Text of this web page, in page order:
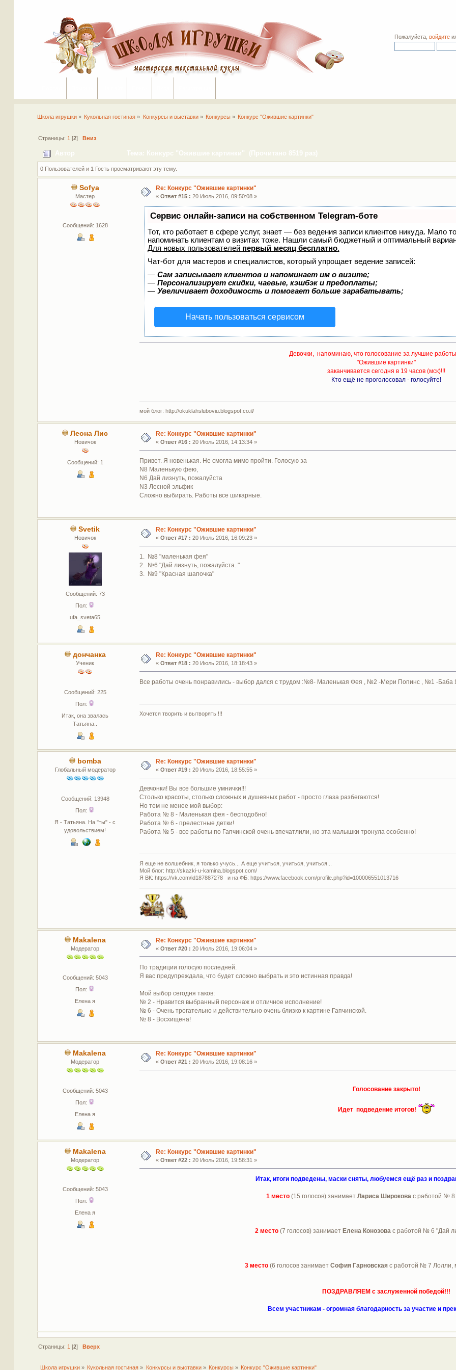
Пожалуйста,войдите
Школа игрушки » Кукольная гостиная » Конкурсы и выставки» Конкурсы » Конкурс "Ожившие картинки"
Страницы: 1 [2] Вниз
Автор Тема: Конкурс "Ожившие картинки" (Прочитано 8519 раз)
0 Пользователей и 1 Гость просматривают эту тему.
Sofya
Мастер
Сообщений: 1628
Re: Конкурс "Ожившие картинки"
« Ответ #15 : 20 Июль 2016, 09:50:08 »
Сервис онлайн-записи на собственном Telegram-боте
Тот, кто работает в сфере услуг, знает — без ведения записи клиентов никуда. Мало
напоминать клиентам о визитах тоже. Нашли самый бюджетный и оптимальный
Для новых пользователей первый месяц бесплатно.
Чат-бот для мастеров и специалистов, который упрощает ведение записей:
— Сам записывает клиентов и напоминает им о визите;
— Персонализирует скидки, чаевые, кэшбэк и предоплаты;
— Увеличивает доходимость и помогает больше зарабатывать;
Начать пользоваться сервисом
Девочки, напоминаю, что голосование за лучшие работы
"Ожившие картинки"
заканчивается сегодня в 19 часов (мск)!!!
Кто ещё не проголосовал - голосуйте!
мой блог: http://okuklahsluboviu.blogspot.co.il/
Леона Лис
Новичок
Сообщений: 1
Re: Конкурс "Ожившие картинки"
« Ответ #16 : 20 Июль 2016, 14:13:34 »
Привет. Я новенькая. Не смогла мимо пройти. Голосую за
N8 Маленькую фею,
N6 Дай лизнуть, пожалуйста
N3 Лесной эльфик
Сложно выбирать. Работы все шикарные.
Svetik
Новичок
Сообщений: 73
Пол:
ufa_sveta65
Re: Конкурс "Ожившие картинки"
« Ответ #17 : 20 Июль 2016, 16:09:23 »
1. №8 "маленькая фея"
2. №6 "Дай лизнуть, пожалуйста.."
3. №9 "Красная шапочка"
дончанка
Ученик
Сообщений: 225
Пол:
Итак, она звалась
Татьяна..
Re: Конкурс "Ожившие картинки"
« Ответ #18 : 20 Июль 2016, 18:18:43 »
Все работы очень понравились - выбор дался с трудом :№8- Маленькая Фея , №2 -Мери Попинс , №1 -Баба
Хочется творить и вытворять !!!
bomba
Глобальный модератор
Сообщений: 13948
Пол:
Я - Татьяна. На "ты" - с
удовольствием!
Re: Конкурс "Ожившие картинки"
« Ответ #19 : 20 Июль 2016, 18:55:55 »
Девчонки! Вы все большие умнички!!!
Столько красоты, столько сложных и душевных работ - просто глаза разбегаются!
Но тем не менее мой выбор:
Работа № 8 - Маленькая фея - бесподобно!
Работа № 6 - прелестные детки!
Работа № 5 - все работы по Гапчинской очень впечатлили, но эта малышки тронула особенно!
Я еще не волшебник, я только учусь... А еще учиться, учиться, учиться...
Мой блог: http://skazki-u-kamina.blogspot.com/
Я ВК: https://vk.com/id187887278 и на ФБ: https://www.facebook.com/profile.php?id=100006551013716
Makalena
Модератор
Сообщений: 5043
Пол:
Елена я
Re: Конкурс "Ожившие картинки"
« Ответ #20 : 20 Июль 2016, 19:06:04 »
По традиции голосую последней.
Я вас предупреждала, что будет сложно выбрать и это истинная правда!
Мой выбор сегодня таков:
№ 2 - Нравится выбранный персонаж и отличное исполнение!
№ 6 - Очень трогательно и действительно очень близко к картине Гапчинской.
№ 8 - Восхищена!
Makalena
Модератор
Сообщений: 5043
Пол:
Елена я
Re: Конкурс "Ожившие картинки"
« Ответ #21 : 20 Июль 2016, 19:08:16 »
Голосование закрыто!
Идет подведение итогов!
Makalena
Модератор
Сообщений: 5043
Пол:
Елена я
Re: Конкурс "Ожившие картинки"
« Ответ #22 : 20 Июль 2016, 19:58:31 »
Итак, итоги подведены, маски сняты, любуемся ещё раз и
1 место (15 голосов) занимаетЛариса Широкова с работой №
2 место(7 голосов) занимает Елена Конозовас работой № 6 "Дай
3 место(6 голосов занимает София Гарновскаяс работой № 7 Лолли,
ПОЗДРАВЛЯЕМ с заслуженной победой!!!
Всем участникам - огромная благодарность за участие и
Страницы: 1 [2] Вверх
Школа игрушки » Кукольная гостиная » Конкурсы и выставки» Конкурсы » Конкурс "Ожившие картинки"